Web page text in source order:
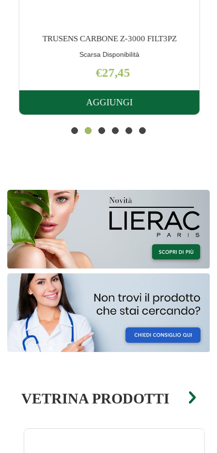
TRUSENS CARBONE Z-3000 FILT3PZ
Scarsa Disponibilità
€27,45
AGGIUNGI
AGGIUNGI TRUSENS
Z-
VETRINA PRODOTTI